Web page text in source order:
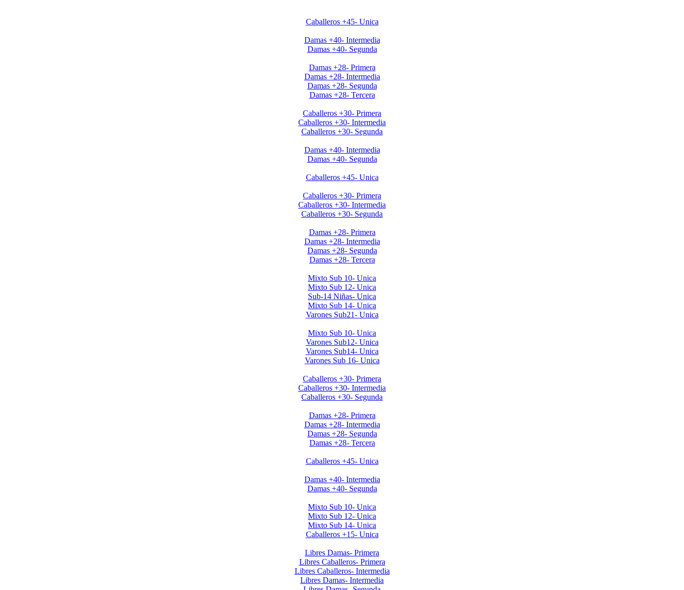
Caballeros +45- Unica
Damas +40- Intermedia
Damas +40- Segunda
Damas +28- Primera
Damas +28- Intermedia
Damas +28- Segunda
Damas +28- Tercera
Caballeros +30- Primera
Caballeros +30- Intermedia
Caballeros +30- Segunda
Damas +40- Intermedia
Damas +40- Segunda
Caballeros +45- Unica
Caballeros +30- Primera
Caballeros +30- Intermedia
Caballeros +30- Segunda
Damas +28- Primera
Damas +28- Intermedia
Damas +28- Segunda
Damas +28- Tercera
Mixto Sub 10- Unica
Mixto Sub 12- Unica
Sub-14 Niñas- Unica
Mixto Sub 14- Unica
Varones Sub21- Unica
Mixto Sub 10- Unica
Varones Sub12- Unica
Varones Sub14- Unica
Varones Sub 16- Unica
Caballeros +30- Primera
Caballeros +30- Intermedia
Caballeros +30- Segunda
Damas +28- Primera
Damas +28- Intermedia
Damas +28- Segunda
Damas +28- Tercera
Caballeros +45- Unica
Damas +40- Intermedia
Damas +40- Segunda
Mixto Sub 10- Unica
Mixto Sub 12- Unica
Mixto Sub 14- Unica
Caballeros +15- Unica
Libres Damas- Primera
Libres Caballeros- Primera
Libres Caballeros- Intermedia
Libres Damas- Intermedia